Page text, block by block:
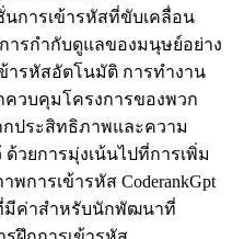
ารเข้ารหัสที่ขับเคลื่อน
ารกำกับดูแลของมนุษย์อย่าง
ารหัสอัตโนมัติ การทำงาน
วบคุมโครงการของพวก
ประสิทธิภาพและความ
วยการมุ่งเน้นไปที่การเพิ่ม
ารเข้ารหัส CoderankGpt
มีค่าสำหรับนักพัฒนาที่